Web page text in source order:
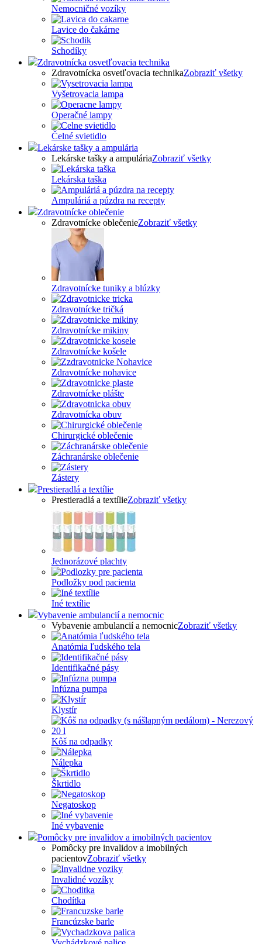
Nemocničné vozíky
Lavice do čakárne
Schodíky
Zdravotnícka osvetľovacia technika
Zdravotnícka osvetľovacia technikaZobraziť všetky
Vyšetrovacia lampa
Operačné lampy
Čelné svietidlo
Lekárske tašky a ampulária
Lekárske tašky a ampuláriaZobraziť všetky
Lekárska taška
Ampuláriá a púzdra na recepty
Zdravotnícke oblečenie
Zdravotnícke oblečenieZobraziť všetky
Zdravotnícke tuniky a blúzky
Zdravotnícke tričká
Zdravotnícke mikiny
Zdravotnícke košele
Zdravotnícke nohavice
Zdravotnícke plášte
Zdravotnícka obuv
Chirurgické oblečenie
Záchranárske oblečenie
Zástery
Prestieradlá a textílie
Prestieradlá a textílieZobraziť všetky
Jednorázové plachty
Podložky pod pacienta
Iné textílie
Vybavenie ambulancií a nemocnic
Vybavenie ambulancií a nemocnicZobraziť všetky
Anatómia ľudského tela
Identifikačné pásy
Infúzna pumpa
Klystír
Kôš na odpadky
Nálepka
Škrtidlo
Negatoskop
Iné vybavenie
Pomôcky pre invalidov a imobilných pacientov
Pomôcky pre invalidov a imobilných
pacientovZobraziť všetky
Invalidné vozíky
Chodítka
Francúzske barle